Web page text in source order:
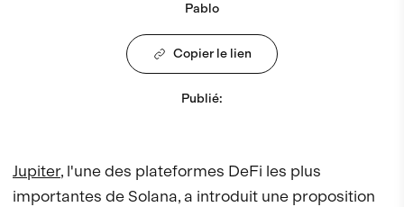
Pablo
Copier le lien
Publié:
Jupiter, l'une des plateformes DeFi les plus
importantes de Solana, a introduit une proposition